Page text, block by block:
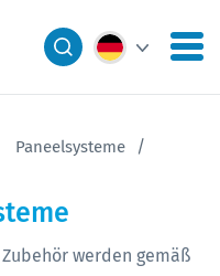
Paneelsysteme
werden gemäß